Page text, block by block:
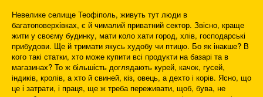
Невелике селище Теофіполь, живуть тут люди в
багатоповерхівках, є й чималий приватний сектор. Звісно, краще
жити у своєму будинку, мати коло хати город, хлів, господарські
прибудови. Ще й тримати якусь худобу чи птицю. Бо як інакше? В
кого такі статки, хто може купити всі продукти на базарі та в
магазинах? То ж більшість доглядають курей, качок, гусей,
індиків, кролів, а хто й свиней, кіз, овець, а дехто і корів. Ясно, що
це і затрати, і праця, ще ж треба переживати, щоб, бува, не